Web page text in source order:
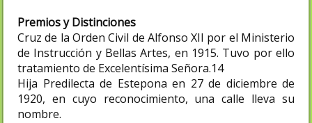
Premios y Distinciones
Cruz de la Orden Civil de Alfonso XII por el Ministerio
de Instrucción y Bellas Artes, en 1915. Tuvo por ello
tratamiento de Excelentísima Señora.14​
Hija Predilecta de Estepona en 27 de diciembre de
1920, en cuyo reconocimiento, una calle lleva su
nombre.